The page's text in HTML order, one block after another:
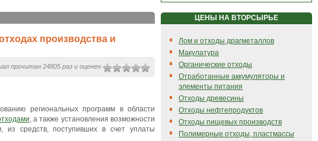
производства и
прочитан 24805 раз и оценен
региональных программ ‎в области
, а также установления возможности
из средств, поступивших в счет уплаты
ЦЕНЫ НА ВТОРСЫРЬЕ
Лом и отходы драгметаллов
Макулатура
Органические отходы
Отработанные аккумуляторы и
элементы питания
Отходы древесины
Отходы нефтепродуктов
Отходы пищевых производств
Полимерные отходы, пластмассы